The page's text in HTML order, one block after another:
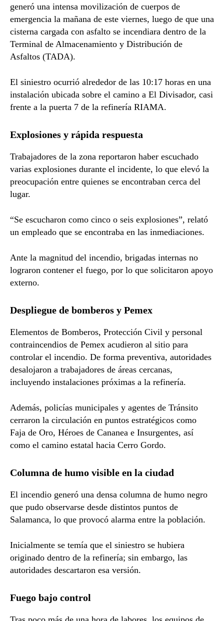
generó una intensa movilización de cuerpos de
emergencia la mañana de este viernes, luego de que una
cisterna cargada con asfalto se incendiara dentro de la
Terminal de Almacenamiento y Distribución de
Asfaltos (TADA).
El siniestro ocurrió alrededor de las 10:17 horas en una
instalación ubicada sobre el camino a El Divisador, casi
frente a la puerta 7 de la refinería RIAMA.
Explosiones y rápida respuesta
Trabajadores de la zona reportaron haber escuchado
varias explosiones durante el incidente, lo que elevó la
preocupación entre quienes se encontraban cerca del
lugar.
“Se escucharon como cinco o seis explosiones”, relató
un empleado que se encontraba en las inmediaciones.
Ante la magnitud del incendio, brigadas internas no
lograron contener el fuego, por lo que solicitaron apoyo
externo.
Despliegue de bomberos y Pemex
Elementos de Bomberos, Protección Civil y personal
contraincendios de Pemex acudieron al sitio para
controlar el incendio. De forma preventiva, autoridades
desalojaron a trabajadores de áreas cercanas,
incluyendo instalaciones próximas a la refinería.
Además, policías municipales y agentes de Tránsito
cerraron la circulación en puntos estratégicos como
Faja de Oro, Héroes de Cananea e Insurgentes, así
como el camino estatal hacia Cerro Gordo.
Columna de humo visible en la ciudad
El incendio generó una densa columna de humo negro
que pudo observarse desde distintos puntos de
Salamanca, lo que provocó alarma entre la población.
Inicialmente se temía que el siniestro se hubiera
originado dentro de la refinería; sin embargo, las
autoridades descartaron esa versión.
Fuego bajo control